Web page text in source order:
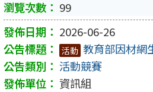
99
2026-06-26
活動 教育部因材網
活動競賽
資訊組